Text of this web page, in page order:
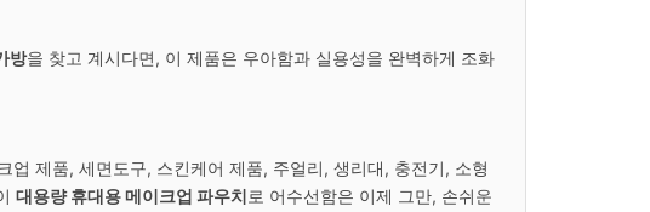
방을 찾고 계시다면, 이 제품은 우아함과 실용성을 완벽하게 조화
제품, 세면도구, 스킨케어 제품, 주얼리, 생리대, 충전기, 소형
대용량 휴대용 메이크업 파우치로 어수선함은 이제 그만, 손쉬운